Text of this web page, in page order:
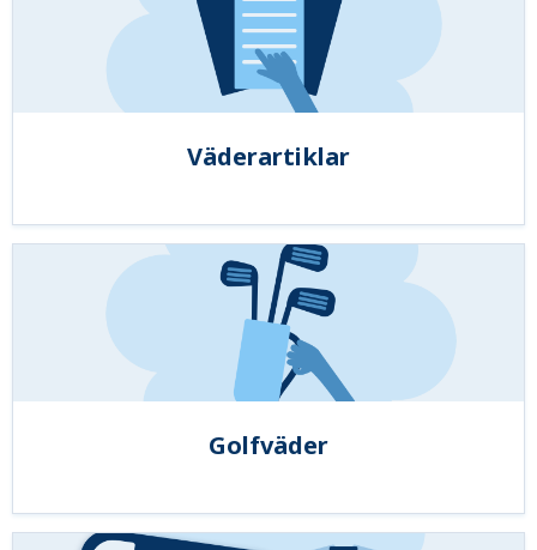
Väderartiklar
Golfväder